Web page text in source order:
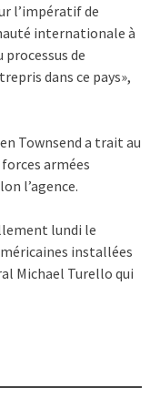
l’impératif de
internationale à
de
dans ce pays»,
Townsend a trait au
armées
l’agence.
lundi le
installées
Michael Turello qui